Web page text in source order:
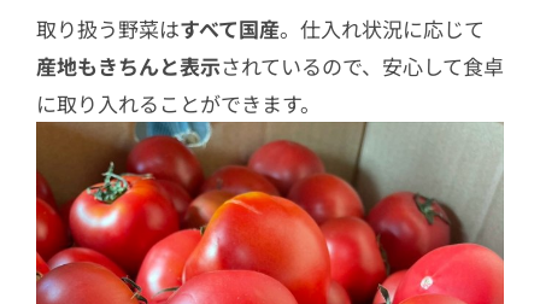
取り扱う野菜はすべて国産。仕入れ状況に応じて
産地もきちんと表示されているので、安心して食卓
に取り入れることができます。